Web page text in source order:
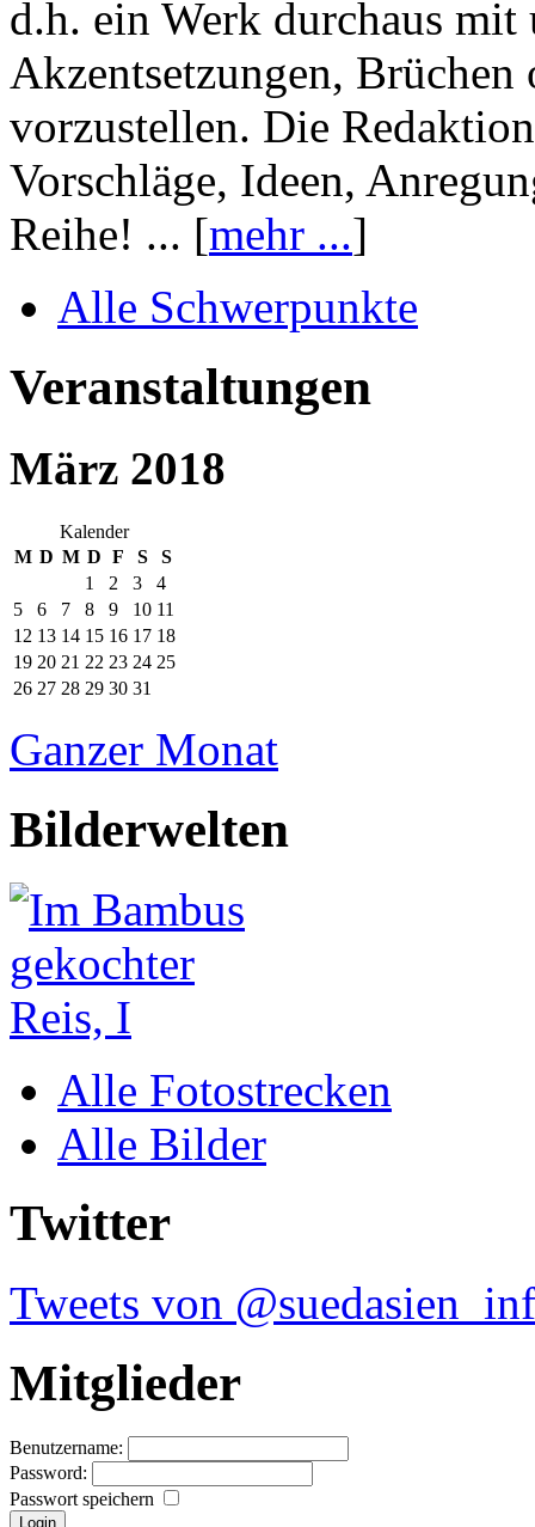
d.h. ein Werk durchaus mit
Akzentsetzungen, Brüchen
vorzustellen. Die
Vorschläge, Ideen,
Reihe! ... [mehr ...]
Alle Schwerpunkte
Veranstaltungen
März 2018
Kalender
M D M D F S
S
1
2 3
4
5
6 7 8 9 10 11
12 13 14 15 16 17 18
19 20 21 22 23 24 25
26 27 28 29 30 31
Ganzer Monat
Bilderwelten
Alle Fotostrecken
Alle Bilder
Twitter
Tweets von
Mitglieder
Benutzername:
Password:
Passwort speichern